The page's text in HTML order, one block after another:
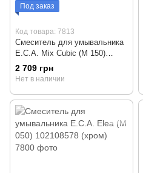
Под заказ
Код товара: 7813
Смеситель для умывальника
E.C.A. Mix Cubic (М 150)
402108131 (хром)
2 709 грн
Нет в наличии